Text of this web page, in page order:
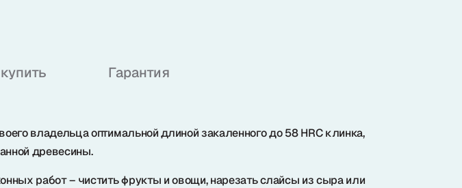
Гарантия
владельца оптимальной длиной закаленного до 58 HRC клинка,
древесины.
работ – чистить фрукты и овощи, нарезать слайсы из сыра или